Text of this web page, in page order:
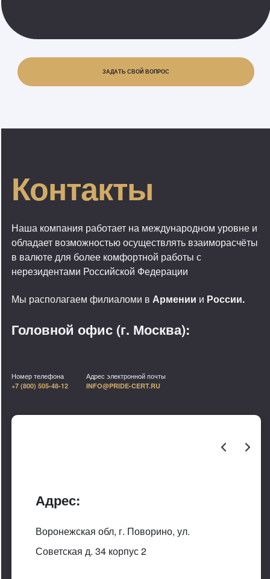
ЗАДАТЬ СВОЙ ВОПРОС
Контакты
Наша компания работает на международном уровне и
обладает возможностью осуществлять взаиморасчёты
в валюте для более комфортной работы с
нерезидентами Российской Федерации
Мы располагаем филиаломи в Армении и России.
Головной офис (г. Москва):
Номер телефона
+7 (800) 505-48-12
Адрес электронной почты
INFO@PRIDE-CERT.RU
Адрес:
Воронежская обл, г. Поворино, ул.
Советская д. 34 корпус 2